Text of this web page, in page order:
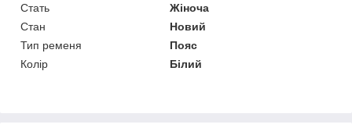
Стать
Жіноча
Стан
Новий
Тип ременя
Пояс
Колір
Білий